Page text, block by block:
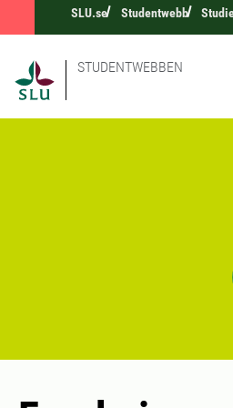
SLU.se Studentwebb
STUDENTWEBBEN